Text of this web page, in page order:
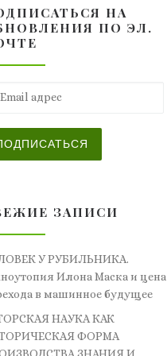
НА
ПО ЭЛ.
ЗАПИСИ
У РУБИЛЬНИКА.
Илона Маска и цена
в машинное будущее
НАУКА КАК
ФОРМА